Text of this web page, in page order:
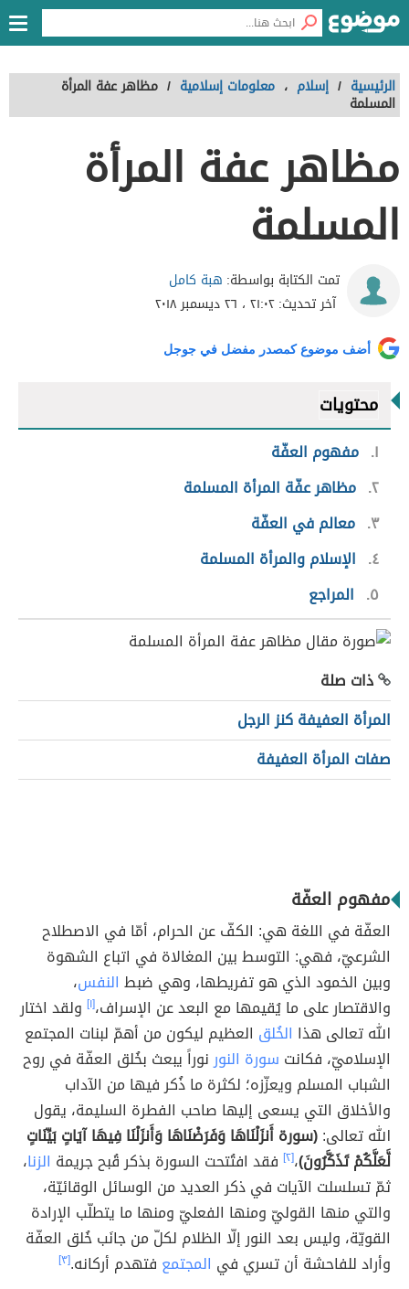
الرئيسية / إسلام ، معلومات إسلامية / مظاهر عفة المرأة
المسلمة
مظاهر عفة المرأة
المسلمة
تمت الكتابة بواسطة: هبة كامل
آخر تحديث:٢١:٠٢ ، ٢٦ ديسمبر ٢٠١٨
أضف موضوع كمصدر مفضل في جوجل
محتويات
١ مفهوم العفّة
٢ مظاهر عفّة المرأة المسلمة
٣ معالم في العفّة
٤
الإسلام والمرأة المسلمة
٥
المراجع
ذات صلة
المرأة العفيفة كنز الرجل
صفات المرأة العفيفة
مفهوم العفّة
العفّة في اللغة هي: الكفّ عن الحرام، أمّا في الاصطلاح
الشرعيّ، فهي: التوسط بين المغالاة في اتباع الشهوة
وبين الخمود الذي هو تفريطها، وهي ضبط النفس،
والاقتصار على ما يُقيمها مع البعد عن الإسراف،[١] ولقد اختار
الله تعالى هذا الخُلق العظيم ليكون من أهمّ لبنات المجتمع
الإسلاميّ، فكانت سورة النورنوراً يبعث بخُلق العفّة في روح
الشباب المسلم ويعزّزه؛ لكثرة ما ذُكر فيها من الآداب
والأخلاق التي يسعى إليها صاحب الفطرة السليمة، يقول
الله تعالى:(سورة أَنزَلْنَاهَا وَفَرَضْنَاهَا وَأَنزَلْنَا فِيهَا آيَاتٍ بَيِّنَاتٍ
لَّعَلَّكُمْ تَذَكَّرُونَ)،[٢] فقد افتُتحت السورة بذكر قُبح جريمة الزنا،
ثمّ تسلسلت الآيات في ذكر العديد من الوسائل الوقائيّة،
والتي منها القوليّ ومنها الفعليّ ومنها ما يتطلّب الإرادة
القويّة، وليس بعد النور إلّا الظلام لكلّ من جانَب خُلق العفّة
وأراد للفاحشة أن تسري في المجتمع فتهدم أركانه.[٣]